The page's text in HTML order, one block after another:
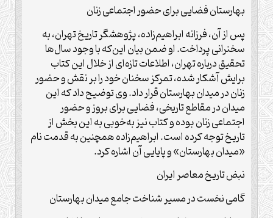
بهارستان فضایی برای حضور اجتماعی زنان
پس از آن، فرزانه ابراهیم‌زاده، پژوهشگر تاریخ تهران، به
سخنرانی پرداخت. او ضمن بیان این‌که با وجود سال‌ها
تحقیق درباره تهران، اطلاعات تازه‌ای از خلال این کتاب
برایش آشکار شده، تمرکز سخنان خود را بر نقش و حضور
زنان در میدان بهارستان قرار داد. وی توضیح داد که این
میدان در مقاطع تاریخی، فضایی برای بروز و حضور
اجتماعی زنان بوده و کتاب نیز به‌خوبی به این بخش از
تاریخ توجه کرده است. ابراهیم‌زاده همچنین به قدمت نام
«میدان بهارستان» و پایایی آن اشاره کرد.
نبض تاریخ معاصر ایران
گامی نخست در مسیر شناخت جامع میدان بهارستان